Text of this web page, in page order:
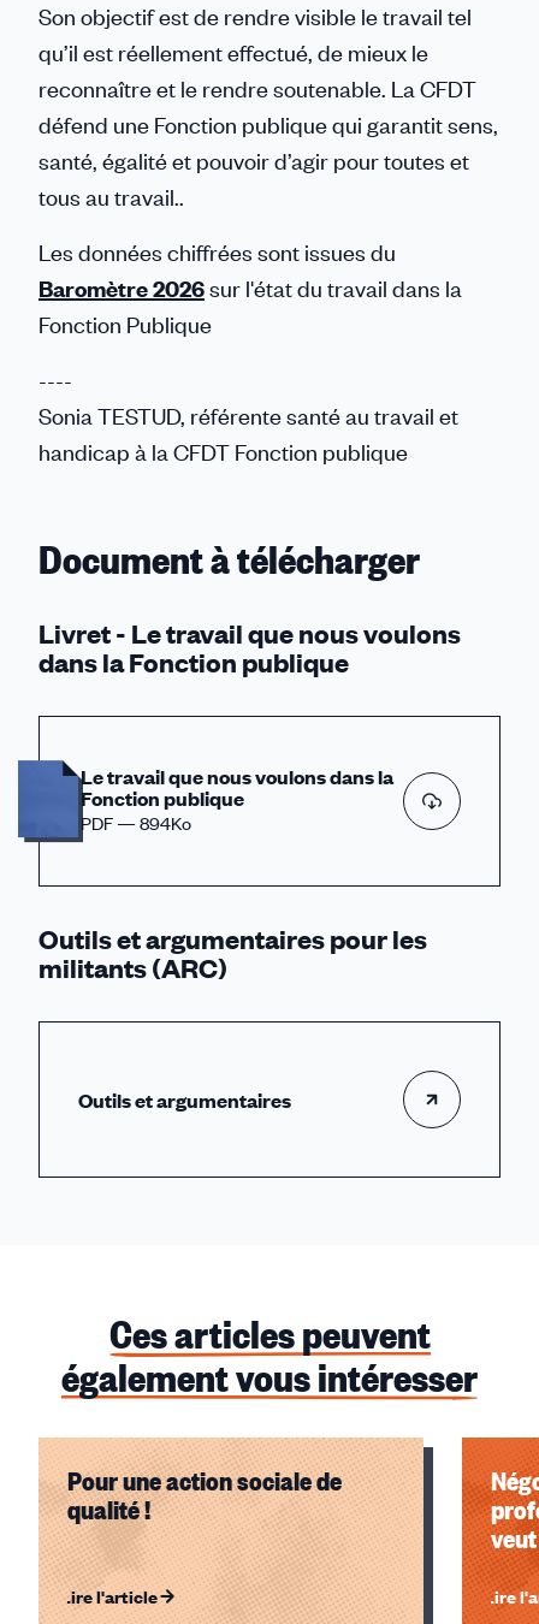
Son objectif est de rendre visible le travail tel
qu’il est réellement effectué, de mieux le
reconnaître et le rendre soutenable. La CFDT
défend une Fonction publique qui garantit sens,
santé, égalité et pouvoir d’agir pour toutes et
tous au travail..
Les données chiffrées sont issues du
Baromètre 2026sur l'état du travail dans la
Fonction Publique
----
Sonia TESTUD, référente santé au travail et
handicap à la CFDT Fonction publique
Document à télécharger
Livret - Le travail que nous voulons
dans la Fonction publique
Le travail que nous voulons dans la
Fonction publique
PDF — 894Ko
Outils et argumentaires pour les
militants (ARC)
Outils et argumentaires
Ces articles peuvent
également vous intéresser
Pour une action sociale de
qualité !
Lire l'article Lire